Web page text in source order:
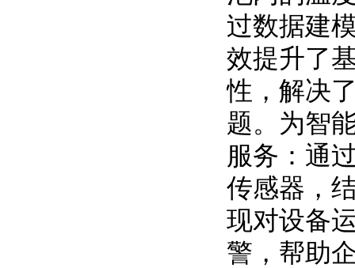
过数据建
效提升了
性，解决
题。为智
服务：通
传感器，
现对设备
警，帮助